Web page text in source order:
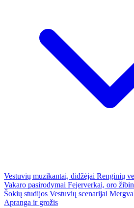
Vestuvių muzikantai, didžėjai Renginių
Vakaro pasirodymai Fejerverkai, oro
Šokių studijos Vestuvių scenarijai
Apranga ir grožis